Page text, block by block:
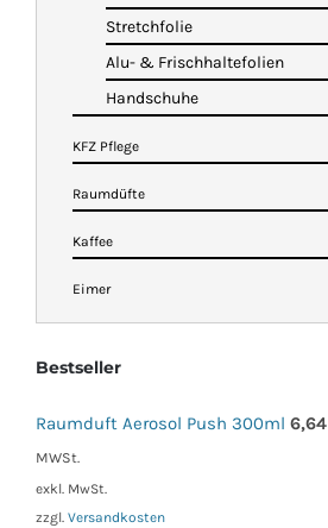
Stretchfolie
Alu- & Frischhaltefolien
Handschuhe
KFZ Pflege
Raumdüfte
Kaffee
Eimer
Bestseller
Raumduft Aerosol Push 300ml 6,64
MWSt.
exkl. MwSt.
zzgl. Versandkosten